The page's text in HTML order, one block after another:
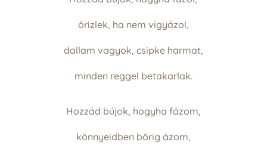
őrizlek, ha nem vigyázol,
dallam vagyok, csipke harmat,
minden reggel betakarlak.
Hozzád bújok, hogyha fázom,
könnyeidben bőrig ázom,